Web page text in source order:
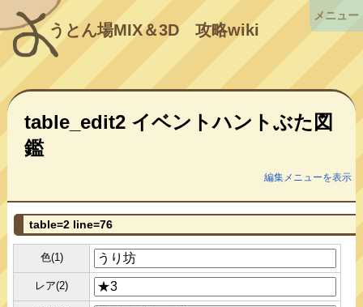
うとん場MIX＆3D攻略wiki
table_edit2 イベントハントぶた図
鑑
編集メニューを表示
table=2 line=76
色(1)
レア(2)
メニュー